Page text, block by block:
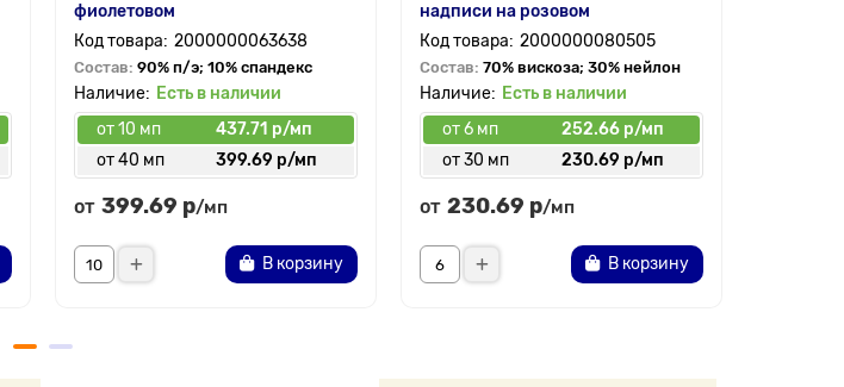
фиолетовом
2000000063638
Состав: 90% п/э; 10% спандекс
Есть в наличии
от 10 мп
437.71 р/мп
от 40 мп
399.69 р/мп
от 399.69 р/мп
В корзину
надписи на розовом
2000000080505
Состав: 70% вискоза; 30% нейлон
Есть в наличии
от 6 мп
252.66 р/мп
от 30 мп
230.69 р/мп
от 230.69 р/мп
В корзину